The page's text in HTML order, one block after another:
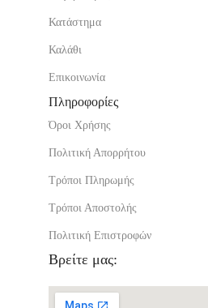
Κατάστημα
Καλάθι
Επικοινωνία
Πληροφορίες
Όροι Χρήσης
Πολιτική Απορρήτου
Τρόποι Πληρωμής
Τρόποι Αποστολής
Πολιτική Επιστροφών
Βρείτε μας: